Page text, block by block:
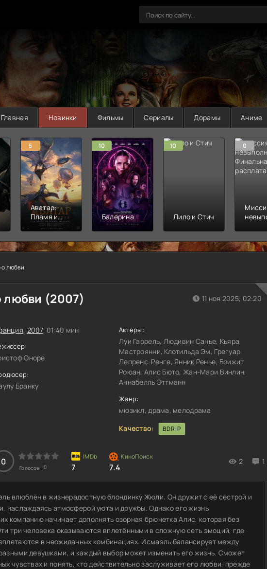
Главная Новинки Фильмы Сериалы Дорамы Аниме
5
Аватар:
Пламя и
пепел
10
Балерина
10
Лило и Стич
0
о любви
любви (2007)
, 2007, 01:40 мин
Оноре
Бранку
0
Голосов: 0 7 7.4
2 1
11 ноя 2025, 02:20
Актеры:
Луи Гаррель, Людивин Санье, Кьяра
Мастроянни, Клотильда Эм, Грегуар
Лепренс-Ренге, Янник Ренье, Брижит
Роюан, Алис Бюто, Жан-Мари Винлин,
Аннабелль Эттманн
Жанр:
мюзикл, драма, мелодрама
Качество:
BDRIP
влюблён в жизнерадостную блондинку Жюли. Он дружит с её сестрой и
наслаждаясь атмосферой уюта и дружбы. Однако его жизнь
компанию начинает дополнять озорная брюнетка Алис, которая без
три человека оказываются вплетёнными в сложную сеть эмоций, где
в неожиданных комбинациях. Исмаэль балансирует между
девушками, и каждый выбор может изменить его жизнь. Сможет
чувствах и понять, кто действительно заслуживает его любви, прежде